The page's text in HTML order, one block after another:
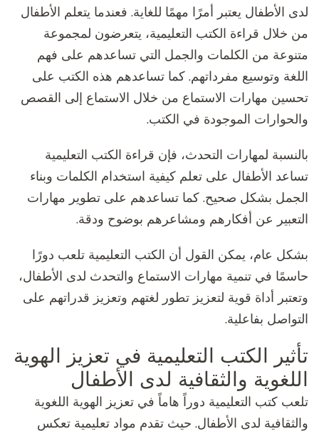
لدى الأطفال يعتبر أمرًا مهمًا للغاية. فعندما يتعلم الأطفال
من خلال قراءة الكتب التعليمية، يتعرضون لمجموعة
متنوعة من الكلمات والجمل التي تساعدهم على فهم
اللغة وتوسيع مفرداتهم. كما تساعدهم هذه الكتب على
تحسين مهارات الاستماع من خلال الاستماع إلى القصص
والحوارات الموجودة في الكتب.
بالنسبة لمهارات التحدث، فإن قراءة الكتب التعليمية
تساعد الأطفال على تعلم كيفية استخدام الكلمات وبناء
الجمل بشكل صحيح. كما تساعدهم على تطوير مهارات
التعبير عن أفكارهم ومشاعرهم بوضوح ودقة.
بشكل عام، يمكن القول أن الكتب التعليمية تلعب دورًا
حاسمًا في تنمية مهارات الاستماع والتحدث لدى الأطفال،
وتعتبر أداة قوية لتعزيز تطور لغتهم وتعزيز قدراتهم على
التواصل بفاعلية.
تأثير الكتب التعليمية في تعزيز الهوية
اللغوية والثقافية لدى الأطفال
تلعب كتب التعليمية دوراً هاماً في تعزيز الهوية اللغوية
والثقافية لدى الأطفال. حيث تقدم مواد تعليمية تعكس